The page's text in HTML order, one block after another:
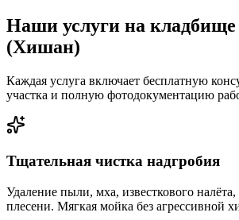
Наши услуги на
(Хишан)
Каждая услуга включает бесплатную
участка и полную фотодокументацию
Тщательная чистка надгробия
Удаление пыли, мха, известкового
плесени. Мягкая мойка без агрессивной